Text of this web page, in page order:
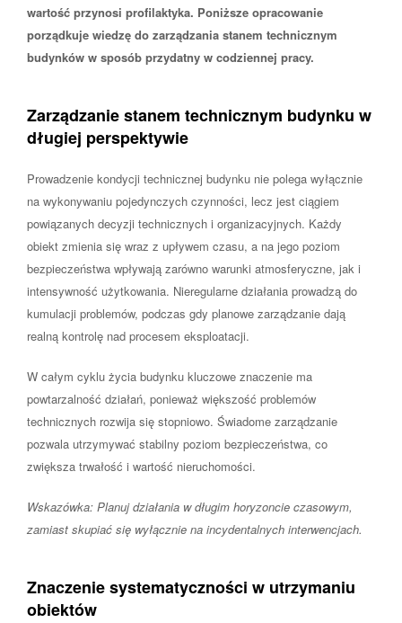
wartość przynosi profilaktyka. Poniższe opracowanie
porządkuje wiedzę do zarządzania stanem technicznym
budynków w sposób przydatny w codziennej pracy.
Zarządzanie stanem technicznym budynku w
długiej perspektywie
Prowadzenie kondycji technicznej budynku nie polega wyłącznie
na wykonywaniu pojedynczych czynności, lecz jest ciągiem
powiązanych decyzji technicznych i organizacyjnych. Każdy
obiekt zmienia się wraz z upływem czasu, a na jego poziom
bezpieczeństwa wpływają zarówno warunki atmosferyczne, jak i
intensywność użytkowania. Nieregularne działania prowadzą do
kumulacji problemów, podczas gdy planowe zarządzanie dają
realną kontrolę nad procesem eksploatacji.
W całym cyklu życia budynku kluczowe znaczenie ma
powtarzalność działań, ponieważ większość problemów
technicznych rozwija się stopniowo. Świadome zarządzanie
pozwala utrzymywać stabilny poziom bezpieczeństwa, co
zwiększa trwałość i wartość nieruchomości.
Wskazówka: Planuj działania w długim horyzoncie czasowym,
zamiast skupiać się wyłącznie na incydentalnych interwencjach.
Znaczenie systematyczności w utrzymaniu
obiektów